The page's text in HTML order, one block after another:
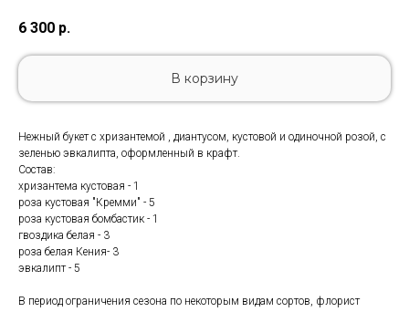
6 300 р.
В корзину
Нежный букет с хризантемой , диантусом, кустовой и одиночной розой, с
зеленью эвкалипта, оформленный в крафт.
Состав:
хризантема кустовая - 1
роза кустовая "Кремми" - 5
роза кустовая бомбастик - 1
гвоздика белая - 3
роза белая Кения- 3
эвкалипт - 5
В период ограничения сезона по некоторым видам сортов, флорист